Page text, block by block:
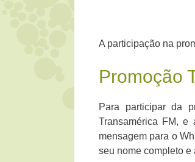
A participação na
Promoção
Para participar da
Transamérica FM,
mensagem para o
seu nome completo e